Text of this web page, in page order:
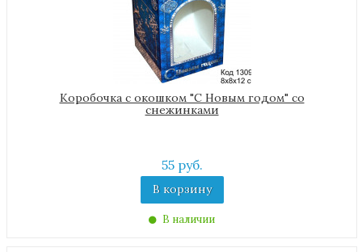
Коробочка с окошком "С Новым годом" со
снежинками
55 руб.
В корзину
В наличии